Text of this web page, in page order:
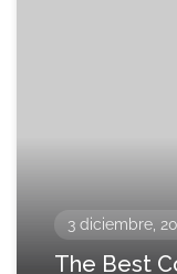
3 diciembre,
The Best